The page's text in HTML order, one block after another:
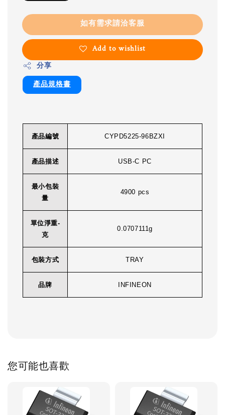
如有需求請洽客服
Add to wishlist
分享
產品規格書
產品編號 CYPD5225-96BZXI
產品描述 USB-C PC
最小包裝
量
4900 pcs
單位淨重-
克
0.0707111g
包裝方式 TRAY
品牌 INFINEON
您可能也喜歡